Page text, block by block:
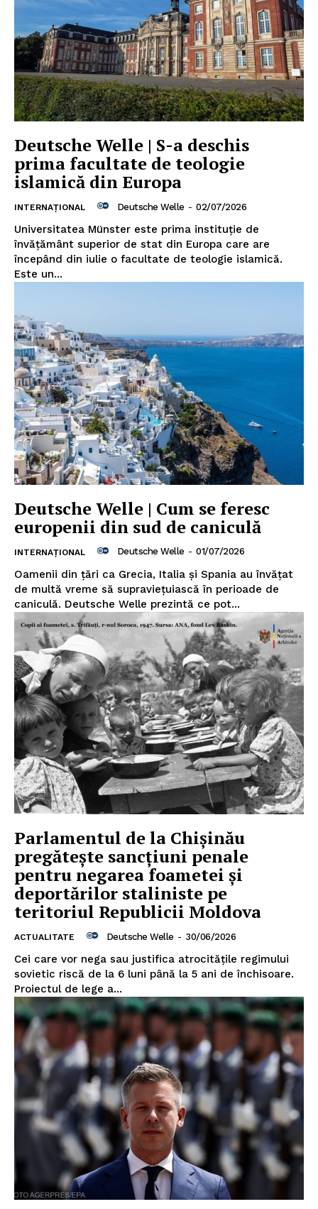
Deutsche Welle | S-a deschis
prima facultate de teologie
islamică din Europa
INTERNAȚIONAL Deutsche Welle - 02/07/2026
Universitatea Münster este prima instituţie de
învăţământ superior de stat din Europa care are
începând din iulie o facultate de teologie islamică.
Este un...
Deutsche Welle | Cum se feresc
europenii din sud de caniculă
INTERNAȚIONAL Deutsche Welle - 01/07/2026
Oamenii din ţări ca Grecia, Italia şi Spania au învăţat
de multă vreme să supravieţuiască în perioade de
caniculă. Deutsche Welle prezintă ce pot...
Parlamentul de la Chișinău
pregătește sancțiuni penale
pentru negarea foametei și
deportărilor staliniste pe
teritoriul Republicii Moldova
ACTUALITATE Deutsche Welle - 30/06/2026
Cei care vor nega sau justifica atrocitățile regimului
sovietic riscă de la 6 luni până la 5 ani de închisoare.
Proiectul de lege a...